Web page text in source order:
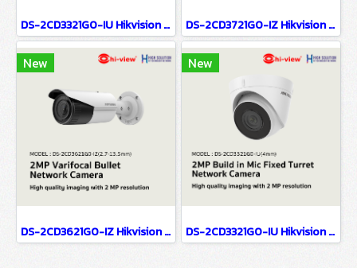
DS-2CD3321G0-IU Hikvision 2MP Build in Mic Fixed Turret Network Camera IP Camera CCTV Camera (2.8mm) DS-2CD3721G0-IZ Hikvision 2MP Varifocal Dome Network Camera IP Camera CCTV Camera (2.7-13.5mm)
New
DS-2CD3621G0-IZ Hikvision 2MP Varifocal Bullet Network Camera IP Camera CCTV Camera (2.7-13.5mm)
New
DS-2CD3321G0-IU Hikvision 2MP Build in Mic Fixed Turret Network Camera IP Camera CCTV Camera (4mm)